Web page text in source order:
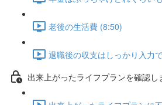
老後の生活費 (8:50)
退職後の収支はしっかり入力
出来上がったライフプランを確認し